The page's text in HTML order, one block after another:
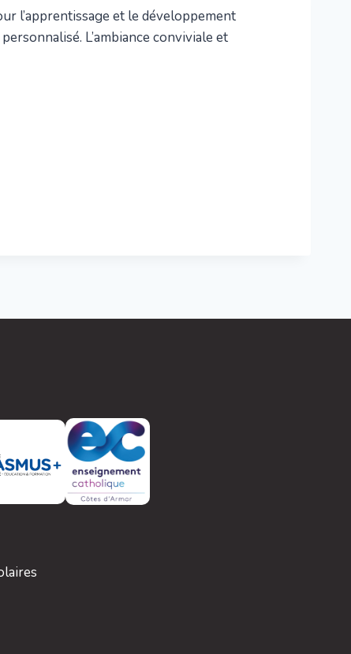
l’apprentissage et le développement
L’ambiance conviviale et